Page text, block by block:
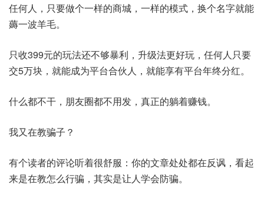
任何人，只要做个一样的商城，一样的模式，换个名字就能
薅一波羊毛。
只收399元的玩法还不够暴利，升级法更好玩，任何人只要
交5万块，就能成为平台合伙人，就能享有平台年终分红。
什么都不干，朋友圈都不用发，真正的躺着赚钱。
我又在教骗子？
有个读者的评论听着很舒服：你的文章处处都在反讽，看起
来是在教怎么行骗，其实是让人学会防骗。